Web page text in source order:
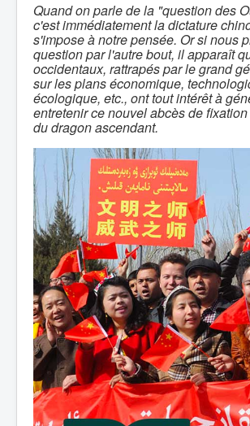
Quand on parle de la "question des
c'est immédiatement la dictature
s'impose à notre pensée. Or si nous
question par l'autre bout, il apparaît
occidentaux, rattrapés par le grand
sur les plans économique,
écologique, etc., ont tout intérêt à
entretenir ce nouvel abcès de
du dragon ascendant.